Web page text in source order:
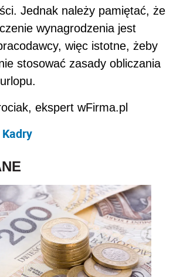
Jednak należy pamiętać, że
wynagrodzenia jest
więc istotne, żeby
stosować zasady obliczania
, ekspert wFirma.pl
Kadry